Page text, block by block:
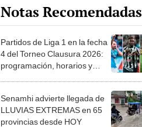
Notas Recomendadas
Partidos de Liga 1 en la fecha
4 del Torneo Clausura 2026:
programación, horarios y
Senamhi advierte llegada de
LLUVIAS EXTREMAS en 65
provincias desde HOY